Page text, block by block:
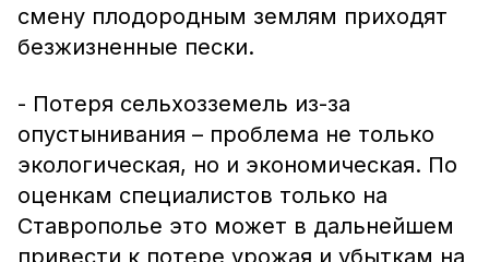
смену плодородным землям приходят
безжизненные пески.
- Потеря сельхозземель из-за
опустынивания – проблема не только
экологическая, но и экономическая. По
оценкам специалистов только на
Ставрополье это может в дальнейшем
привести к потере урожая и убыткам на